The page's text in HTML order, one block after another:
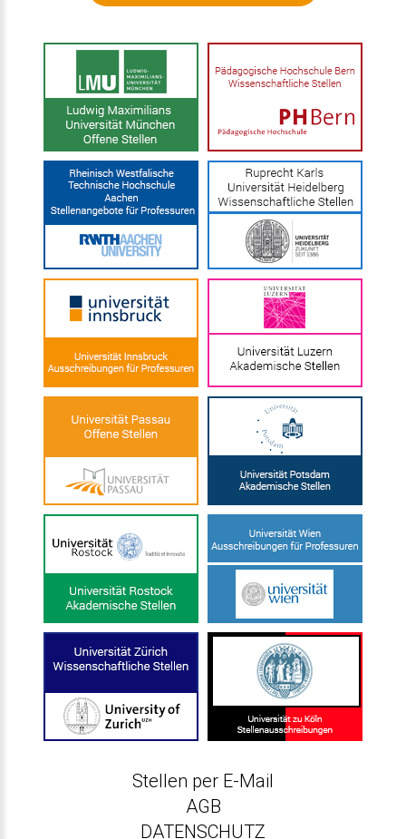
Stellen per E-Mail
AGB
DATENSCHUTZ